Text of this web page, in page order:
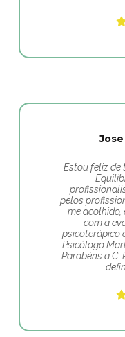
Estou feliz de
pelos
me acolhido,
com a
psicoterápico
Psicólogo
Parabéns a C.